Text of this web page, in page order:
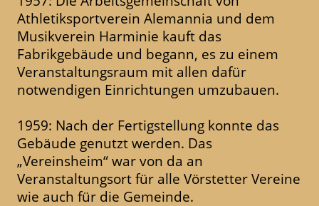
Athletiksportverein Alemannia und dem
Musikverein Harminie kauft das
Fabrikgebäude und begann, es zu einem
Veranstaltungsraum mit allen dafür
notwendigen Einrichtungen umzubauen.
1959: Nach der Fertigstellung konnte das
Gebäude genutzt werden. Das
„Vereinsheim“ war von da an
Veranstaltungsort für alle Vörstetter Vereine
wie auch für die Gemeinde.